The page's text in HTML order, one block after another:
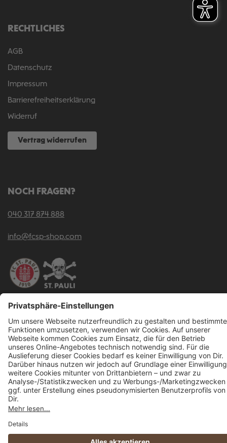
RECHTLICHES
AGB
Datenschutz
Impressum
Barrierefreiheitserklärung
Widerruf
Vertrag widerrufen
NOCH FRAGEN?
040 317 874 888
info@fcsp-shop.com
Alle Preise inkl. gesetzl. Mehrwertsteuer zzgl.Versandkosten und ggf.
Nachnahmegebühren, wenn nicht anders angegeben.